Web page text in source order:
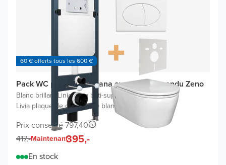
60 € offerts tous les 600 €
Pack WC promo Linie Ilana avec WC suspendu Zeno
Blanc brillant Linie Ilana bâti-support|
Livia plaque de commande blanc brillant
Prix conseillé 797,40
417,-Maintenant395,-
En stock